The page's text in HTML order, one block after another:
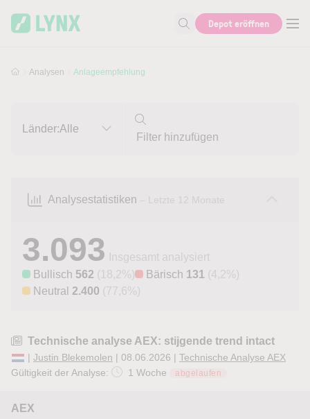
Suche nach Aktie, Autor...
Depot eröffnen
Analysen Anlageempfehlung
Länder:Alle
Analysestatistiken – Letzte 12 Monate
3.093
Insgesamt analysiert
Bullisch 562 (18,2%) Bärisch 131 (4,2%)
Neutral 2.400 (77,6%)
Technische analyse AEX: stijgende trend intact
| Justin Blekemolen | 08.06.2026 | Technische Analyse AEX
Gültigkeit der Analyse:
1 Woche abgelaufen
AEX